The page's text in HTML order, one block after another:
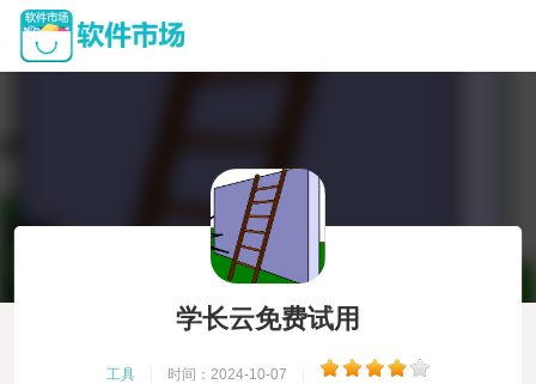
学长云免费试用
工具 时间：2024-10-07